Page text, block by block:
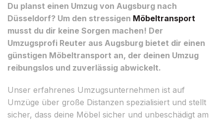
Du planst einen Umzug von Augsburg nach
Düsseldorf? Um den stressigen Möbeltransport
musst du dir keine Sorgen machen! Der
Umzugsprofi Reuter aus Augsburg bietet dir einen
günstigen Möbeltransport an, der deinen Umzug
reibungslos und zuverlässig abwickelt.
Unser erfahrenes Umzugsunternehmen ist auf
Umzüge über große Distanzen spezialisiert und stellt
sicher, dass deine Möbel sicher und unbeschädigt am